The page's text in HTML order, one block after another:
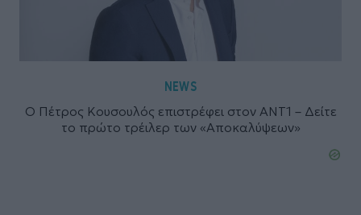
NEWS
Ο Πέτρος Κουσουλός επιστρέφει στον ΑΝΤ1 – Δείτε
το πρώτο τρέιλερ των «Αποκαλύψεων»